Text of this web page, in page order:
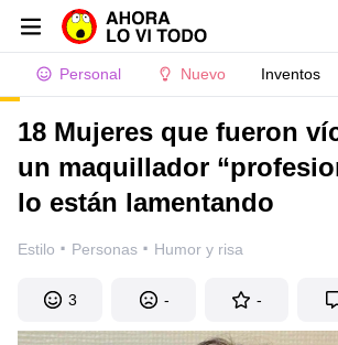
Personal Nuevo Inventos
18 Mujeres que fueron
un maquillador
lo están lamentando
Estilo · Personas · Humor y risa
3 - -